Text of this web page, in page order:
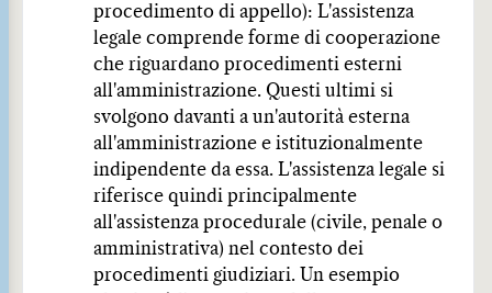
procedimento di appello): L'assistenza
legale comprende forme di cooperazione
che riguardano procedimenti esterni
all'amministrazione. Questi ultimi si
svolgono davanti a un'autorità esterna
all'amministrazione e istituzionalmente
indipendente da essa. L'assistenza legale si
riferisce quindi principalmente
all'assistenza procedurale (civile, penale o
amministrativa) nel contesto dei
procedimenti giudiziari. Un esempio